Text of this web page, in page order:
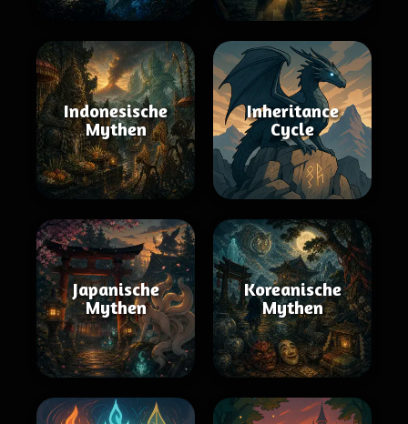
Indonesische
Mythen
Inheritance
Cycle
Japanische
Mythen
Koreanische
Mythen